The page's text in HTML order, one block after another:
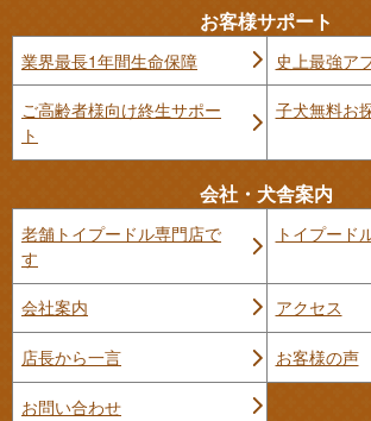
お客様サポート
業界最長1年間生命保障 史上最強ア
ご高齢者様向け終生サポー
ト
子犬無料お
会社・犬舎案内
老舗トイプードル専門店で
す
トイプード
会社案内 アクセス
店長から一言 お客様の声
お問い合わせ